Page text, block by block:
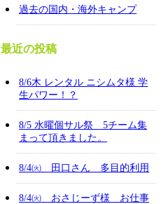
過去の国内・海外キャンプ
最近の投稿
8/6木 レンタル ニシムタ様 学
生パワー！？
8/5 水曜個サル祭 5チーム集
まって頂きました。
8/4㈫ 田口さん 多目的利用
8/4㈫ おさじーず様 お仕事